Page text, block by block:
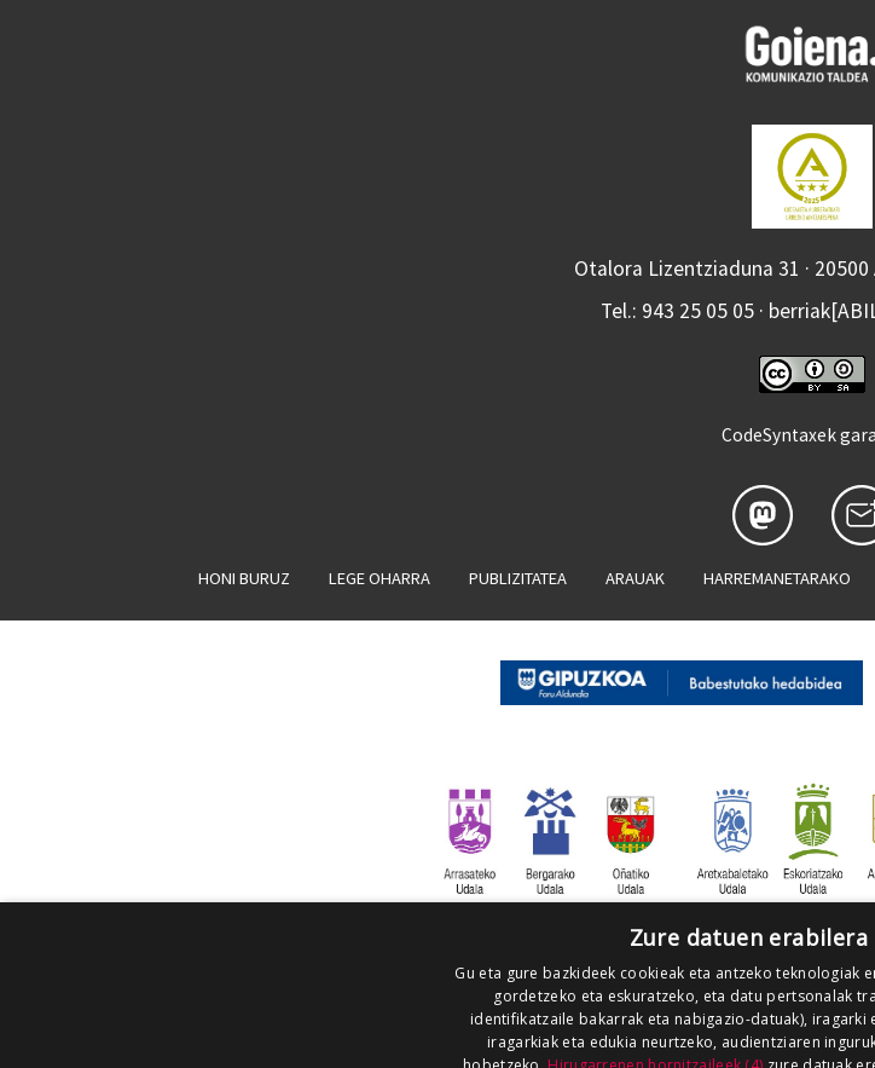
Otalora Lizentziaduna 31 ·
Tel.: 943 25 05 05 ·
CodeSyntaxek
HONI BURUZ LEGE OHARRA PUBLIZITATEA ARAUAK HARREMANETARAKO
Zure datuen
Gu eta gure bazkideek cookieak eta antzeko teknologiak
gordetzeko eta eskuratzeko, eta datu pertsonalak
identifikatzaile bakarrak eta nabigazio-datuak), iragarki
iragarkiak eta edukia neurtzeko, audientziaren